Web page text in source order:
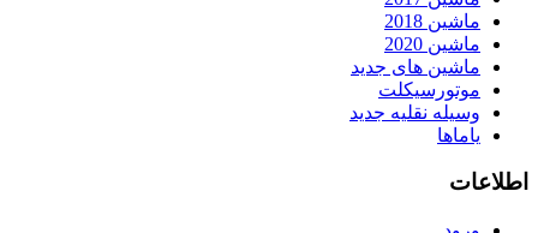
ماشین 2018
ماشین 2020
ماشین های جدید
موتورسیکلت
وسیله نقلیه جدید
یاماها
اطلاعات